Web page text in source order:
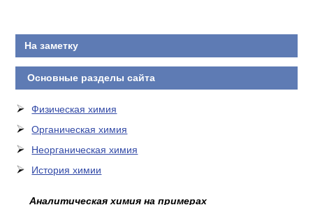
На заметку
Основные разделы сайта
Физическая химия
Органическая химия
Неорганическая химия
История химии
Аналитическая химия на примерах